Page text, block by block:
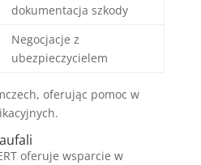
dokumentacja szkody
Negocjacje z
ubezpieczycielem
oferując pomoc w
oferuje wsparcie w